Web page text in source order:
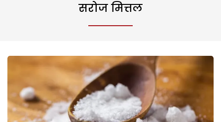
सरोज मित्तल